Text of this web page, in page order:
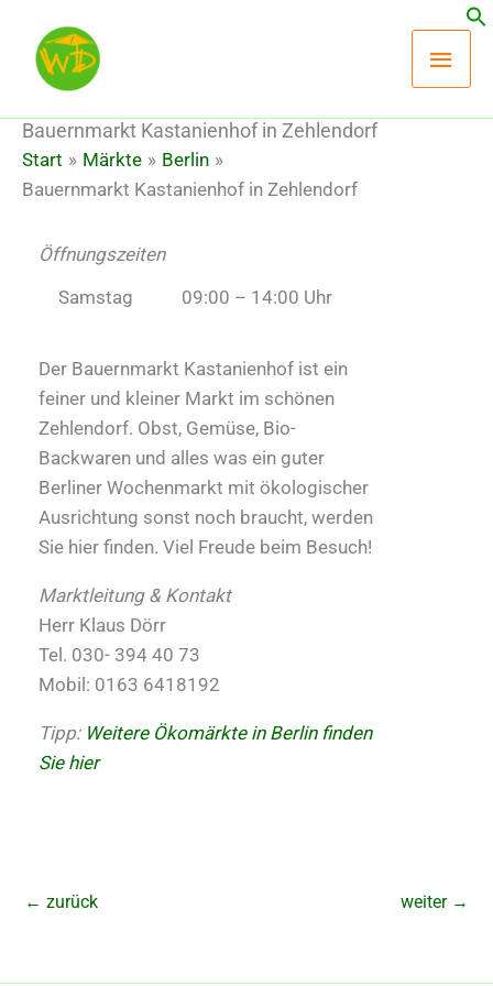
Inhalt
springen
Bauernmarkt Kastanienhof in Zehlendorf
Start Märkte
Berlin
Bauernmarkt Kastanienhof in Zehlendorf
Öffnungszeiten
Samstag
09:00 – 14:00 Uhr
Der Bauernmarkt Kastanienhof ist ein
feiner und kleiner Markt im schönen
Zehlendorf. Obst, Gemüse, Bio-
Backwaren und alles was ein guter
Berliner Wochenmarkt mit ökologischer
Ausrichtung sonst noch braucht, werden
Sie hier finden. Viel Freude beim Besuch!
Marktleitung & Kontakt
Herr Klaus Dörr
Tel. 030- 394 40 73
Mobil: 0163 6418192
Tipp: Weitere Ökomärkte in Berlin finden
Sie hier
← zurück weiter →